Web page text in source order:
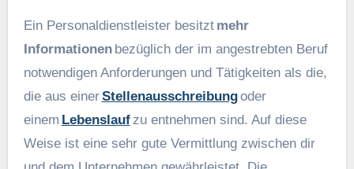
Ein Personaldienstleister besitzt mehr
Informationenbezüglich der im angestrebten Beruf
notwendigen Anforderungen und Tätigkeiten als die,
die aus einerStellenausschreibungoder
einem Lebenslaufzu entnehmen sind. Auf diese
Weise ist eine sehr gute Vermittlung zwischen dir